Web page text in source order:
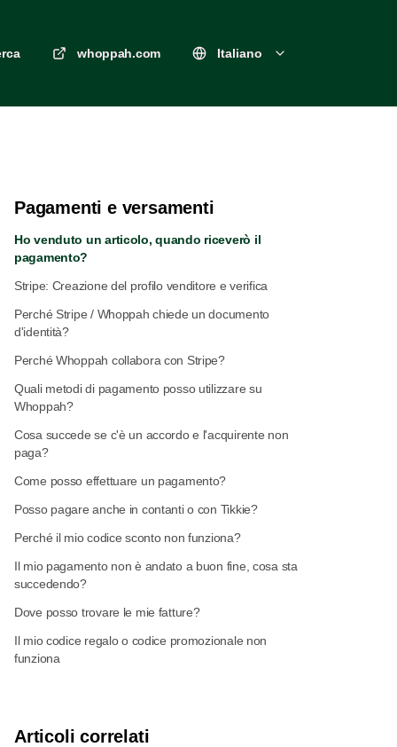
whoppah.com Italiano
Pagamenti e versamenti
Ho venduto un articolo, quando riceverò il
pagamento?
Stripe: Creazione del profilo venditore e verifica
Perché Stripe / Whoppah chiede un documento
d'identità?
Perché Whoppah collabora con Stripe?
Quali metodi di pagamento posso utilizzare su
Whoppah?
Cosa succede se c'è un accordo e l'acquirente non
paga?
Come posso effettuare un pagamento?
Posso pagare anche in contanti o con Tikkie?
Perché il mio codice sconto non funziona?
Il mio pagamento non è andato a buon fine, cosa sta
succedendo?
Dove posso trovare le mie fatture?
Il mio codice regalo o codice promozionale non
funziona
Articoli correlati